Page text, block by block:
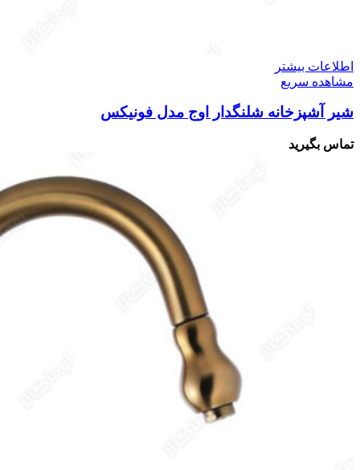
اطلاعات بیشتر
مشاهده سریع
شیر آشپزخانه شلنگدار اوج مدل فونیکس
تماس بگیرید